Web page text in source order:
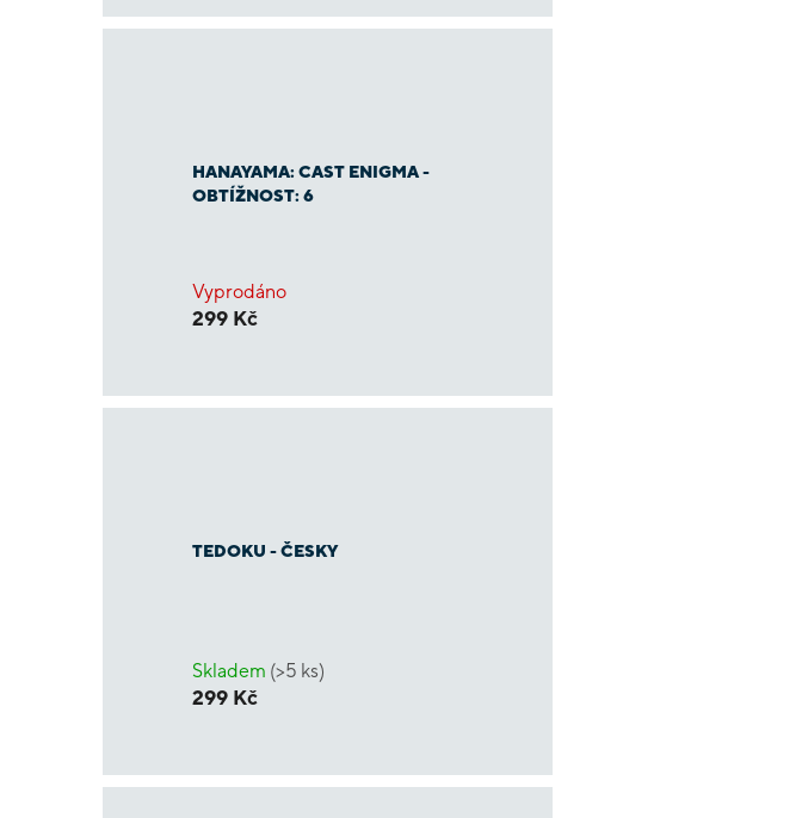
HANAYAMA: CAST ENIGMA -
OBTÍŽNOST: 6
Vyprodáno
299 Kč
TEDOKU - ČESKY
Skladem (>5 ks)
299 Kč